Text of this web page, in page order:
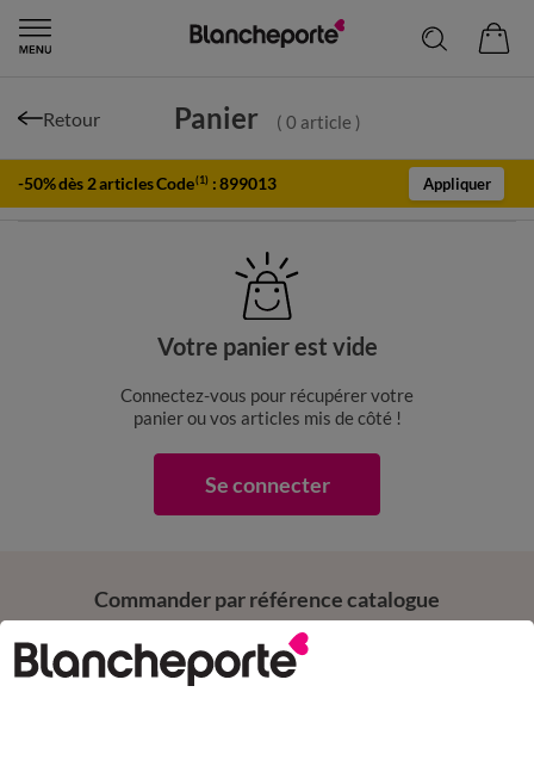
Retour Panier ( 0 article )
-50% dès 2 articles Code(1) :899013 Appliquer
Votre panier est vide
Connectez-vous pour récupérer votre
panier ou vos articles mis de côté !
Se connecter
Commander par référence catalogue
Ajouter votre
référence catalogue